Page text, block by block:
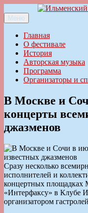
к
содержимому
Ильменский фестиваль
Меню
Главная
О фестивале
История
Авторская музыка
Программа
Организаторы и
В Москве и
концерты
джазменов
Сразу несколько
исполнителей и
концертных
«Интерфаксу» в Клубе
организатором